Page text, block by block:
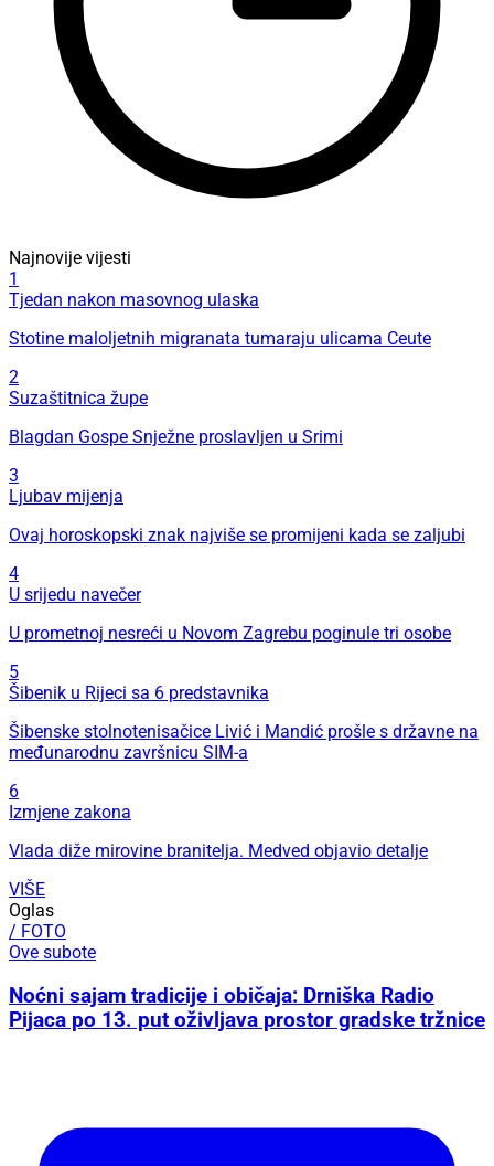
Najnovije vijesti
1
Tjedan nakon masovnog ulaska
Stotine maloljetnih migranata tumaraju ulicama Ceute
2
Suzaštitnica župe
Blagdan Gospe Snježne proslavljen u Srimi
3
Ljubav mijenja
Ovaj horoskopski znak najviše se promijeni kada se zaljubi
4
U srijedu navečer
U prometnoj nesreći u Novom Zagrebu poginule tri osobe
5
Šibenik u Rijeci sa 6 predstavnika
Šibenske stolnotenisačice Livić i Mandić prošle s državne na
međunarodnu završnicu SIM-a
6
Izmjene zakona
Vlada diže mirovine branitelja. Medved objavio detalje
VIŠE
Oglas
/ FOTO
Ove subote
Noćni sajam tradicije i običaja: Drniška Radio
Pijaca po 13. put oživljava prostor gradske tržnice